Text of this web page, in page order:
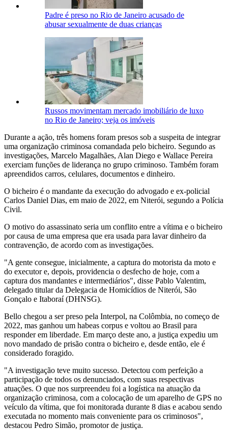
Padre é preso no Rio de Janeiro acusado de
abusar sexualmente de duas crianças
Russos movimentam mercado imobiliário de luxo
no Rio de Janeiro; veja os imóveis
Durante a ação, três homens foram presos sob a suspeita de integrar
uma organização criminosa comandada pelo bicheiro. Segundo as
investigações, Marcelo Magalhães, Alan Diego e Wallace Pereira
exerciam funções de liderança no grupo criminoso. Também foram
apreendidos carros, celulares, documentos e dinheiro.
O bicheiro é o mandante da execução do advogado e ex-policial
Carlos Daniel Dias, em maio de 2022, em Niterói, segundo a Polícia
Civil.
O motivo do assassinato seria um conflito entre a vítima e o bicheiro
por causa de uma empresa que era usada para lavar dinheiro da
contravenção, de acordo com as investigações.
"A gente consegue, inicialmente, a captura do motorista da moto e
do executor e, depois, providencia o desfecho de hoje, com a
captura dos mandantes e intermediários", disse Pablo Valentim,
delegado titular da Delegacia de Homicídios de Niterói, São
Gonçalo e Itaboraí (DHNSG).
Bello chegou a ser preso pela Interpol, na Colômbia, no começo de
2022, mas ganhou um habeas corpus e voltou ao Brasil para
responder em liberdade. Em março deste ano, a justiça expediu um
novo mandado de prisão contra o bicheiro e, desde então, ele é
considerado foragido.
"A investigação teve muito sucesso. Detectou com perfeição a
participação de todos os denunciados, com suas respectivas
atuações. O que nos surpreendeu foi a logística na atuação da
organização criminosa, com a colocação de um aparelho de GPS no
veículo da vítima, que foi monitorada durante 8 dias e acabou sendo
executada no momento mais conveniente para os criminosos",
destacou Pedro Simão, promotor de justiça.